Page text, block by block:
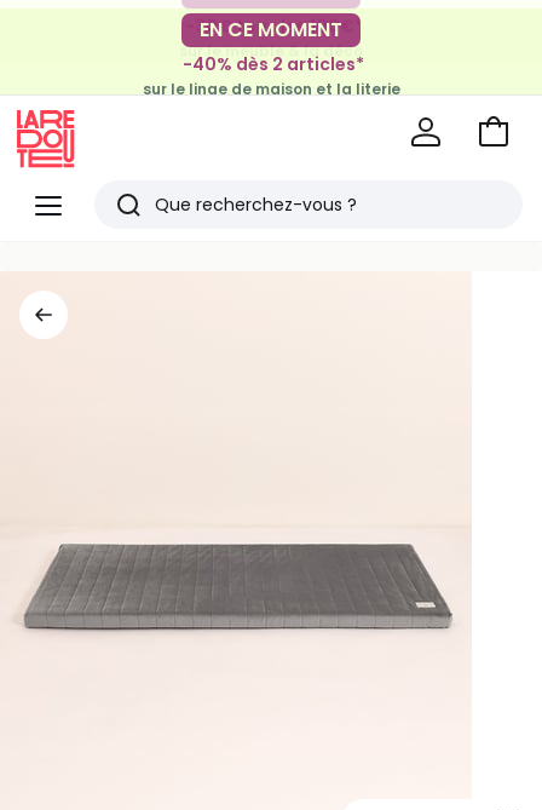
-30€ tous les 100€*
sur le meuble & la déco
EN CE MOMENT
-40% dès 2 articles*
sur le linge de maison et la literie
Menu
Redoute
Rechercher
Voir